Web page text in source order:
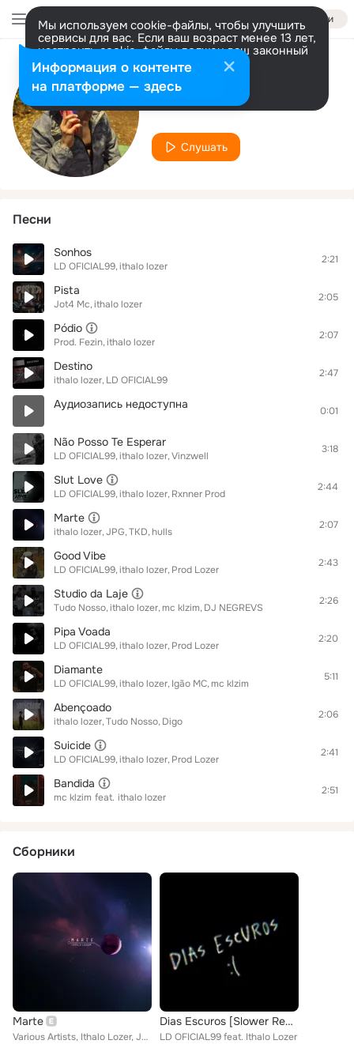
Войти
Мы используем cookie-файлы, чтобы улучшить
сервисы для вас. Если ваш возраст менее 13 лет,
настроить cookie-файлы должен ваш законный
представитель. Больше информации
Разрешить все Настроить
Исполнитель
ithalo lozer
Слушать
Песни
Sonhos
LD OFICIAL99 ithalo lozer
2:21
Pista
Jot4 Mc ithalo lozer
2:05
Pódio
Prod. Fezin ithalo lozer
2:07
Destino
ithalo lozer LD OFICIAL99
2:47
Аудиозапись недоступна 0:01
Não Posso Te Esperar
LD OFICIAL99 ithalo lozer Vinzwell
3:18
Slut Love
LD OFICIAL99 ithalo lozer Rxnner Prod
2:44
Marte
ithalo lozer JPG TKD hulls
2:07
Good Vibe
LD OFICIAL99 ithalo lozer Prod Lozer
2:43
Studio da Laje
Tudo Nosso ithalo lozer mc klzim DJ NEGREVS
2:26
Pipa Voada
LD OFICIAL99 ithalo lozer Prod Lozer
2:20
Diamante
LD OFICIAL99 ithalo lozer Igão MC mc klzim
5:11
Abençoado
ithalo lozer Tudo Nosso Digo
2:06
Suicide
LD OFICIAL99 ithalo lozer Prod Lozer
2:41
Bandida
mc klzim feat. ithalo lozer
2:51
Сборники
Marte
Various Artists, Ithalo Lozer, JPG, TKD, HULLS
Dias Escuros [Slower Remix]
LD OFICIAL99 feat. Ithalo Lozer
Информация о контенте
на платформе — здесь